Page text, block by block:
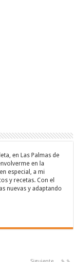
en Las Palmas de
en la
especial, a mi
y recetas. Con el
nuevas y adaptando